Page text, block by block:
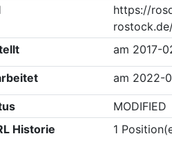
https://
am 2017-
am 2022-
MODIFIED
Historie
1